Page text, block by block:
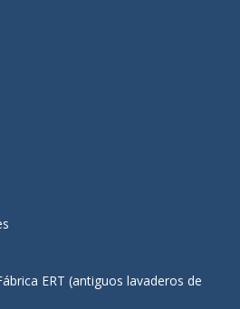
ERT (antiguos lavaderos de